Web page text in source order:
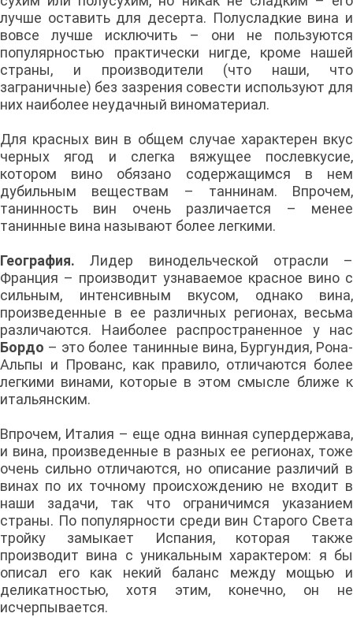
лучше оставить для десерта. Полусладкие вина и
вовсе лучше исключить – они не пользуются
популярностью практически нигде, кроме нашей
страны, и производители (что наши, что
заграничные) без зазрения совести используют для
них наиболее неудачный виноматериал.
Для красных вин в общем случае характерен вкус
черных ягод и слегка вяжущее послевкусие,
котором вино обязано содержащимся в нем
дубильным веществам – таннинам. Впрочем,
танинность вин очень различается – менее
танинные вина называют более легкими.
География. Лидер винодельческой отрасли –
Франция – производит узнаваемое красное вино с
сильным, интенсивным вкусом, однако вина,
произведенные в ее различных регионах, весьма
различаются. Наиболее распространенное у нас
Бордо – это более танинные вина, Бургундия, Рона-
Альпы и Прованс, как правило, отличаются более
легкими винами, которые в этом смысле ближе к
итальянским.
Впрочем, Италия – еще одна винная супердержава,
и вина, произведенные в разных ее регионах, тоже
очень сильно отличаются, но описание различий в
винах по их точному происхождению не входит в
наши задачи, так что ограничимся указанием
страны. По популярности среди вин Старого Света
тройку замыкает Испания, которая также
производит вина с уникальным характером: я бы
описал его как некий баланс между мощью и
деликатностью, хотя этим, конечно, он не
исчерпывается.